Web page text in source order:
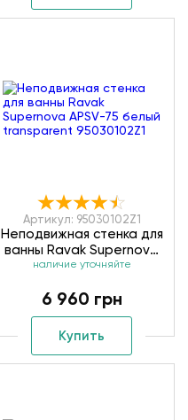
Артикул: 95030102Z1
Неподвижная стенка для
ванны Ravak Supernova
APSV-75 белый
наличие уточняйте
6 960 грн
Купить